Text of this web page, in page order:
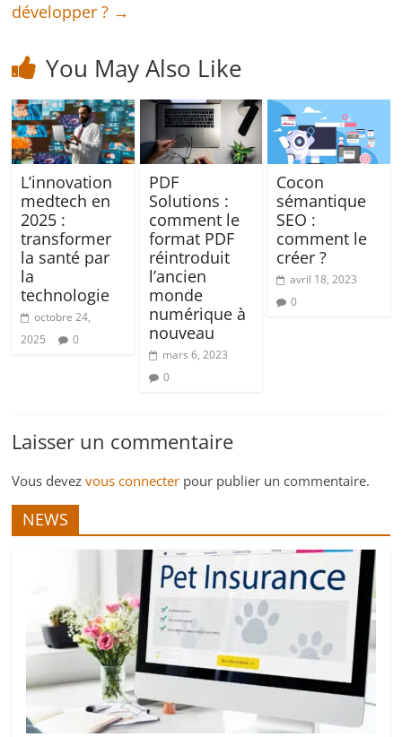
développer ? →
You May Also Like
L’innovation
medtech en
2025 :
transformer
la santé par
la
technologie
octobre 24,
2025
0
PDF
Solutions :
comment le
format PDF
réintroduit
l’ancien
monde
numérique à
nouveau
mars 6, 2023
0
Cocon
sémantique
SEO :
comment le
créer ?
avril 18, 2023
0
Laisser un commentaire
Vous devezvous connecter pour publier un commentaire.
NEWS